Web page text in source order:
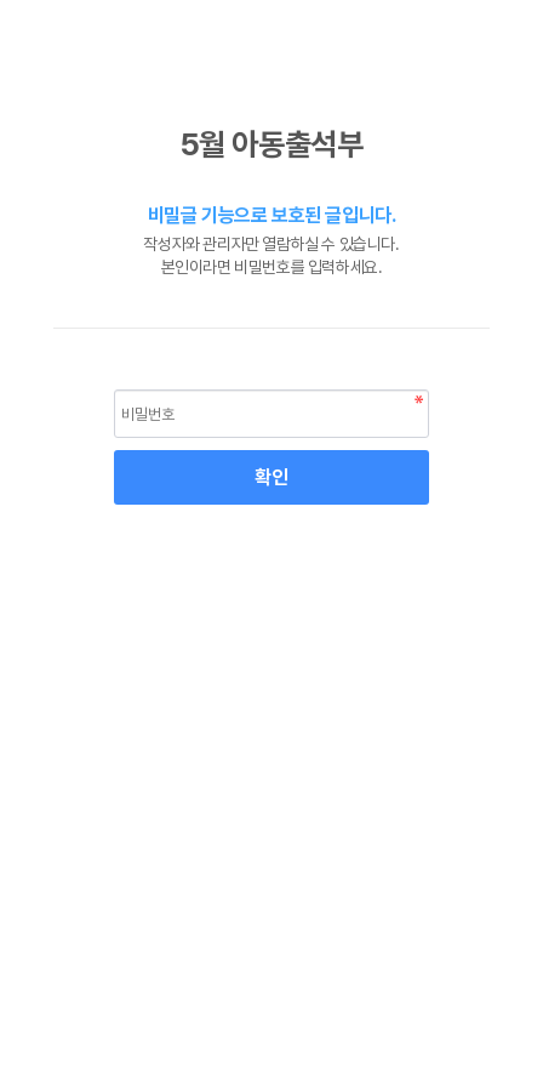
5월 아동출석부
비밀글 기능으로 보호된 글입니다.
작성자와 관리자만 열람하실 수 있습니다.
본인이라면 비밀번호를 입력하세요.